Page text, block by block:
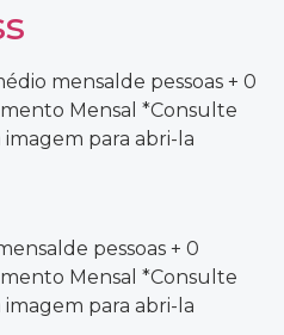
mensalde pessoas + 0
Mensal *Consulte
para abri-la
pessoas + 0
Mensal *Consulte
para abri-la